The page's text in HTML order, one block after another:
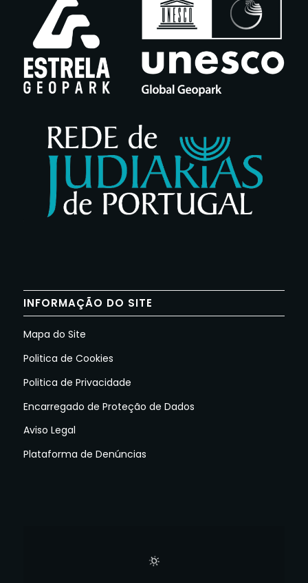
INFORMAÇÃO DO SITE
Mapa do Site
Politica de Cookies
Politica de Privacidade
Encarregado de Proteção de Dados
Aviso Legal
Plataforma de Denúncias